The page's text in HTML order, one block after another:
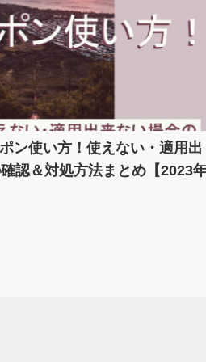
ン使い方！使えない・適用出
認＆対処方法まとめ【2023